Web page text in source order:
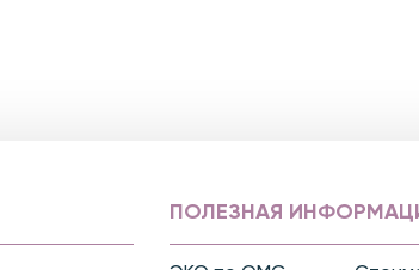
ПОЛЕЗНАЯ